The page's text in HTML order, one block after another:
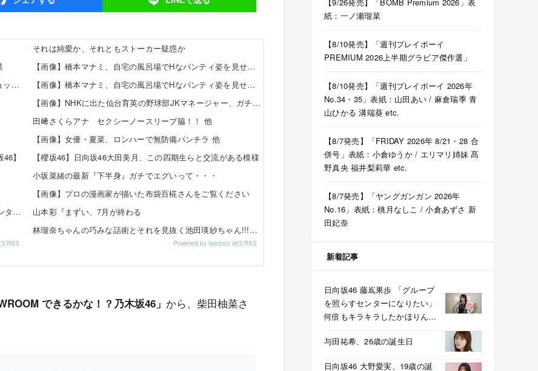
【令和最新版】 早見沙織(35)x東山奈央(34)、同級生2ショット写真がこちらｗｗｗｗ
】
青葉坂46、各新人の寄せ集めになりそう。つまり大野センターだな
RSS
それは純愛か、それともストーカー疑惑か
【画像】橋本マナミ、自宅の風呂場でHなパンティ姿を見せつける 他
【画像】橋本マナミ、自宅の風呂場でHなパンティ姿を見せつける 他
【画像】NHKに出た仙台育英の野球部JKマネージャー、ガチで可愛いぞ 他
田﨑さくらアナ セクシーノースリーブ脇！！ 他
【画像】女優・夏菜、ロンハーで無防備パンチラ 他
【櫻坂46】日向坂46大田美月、この四期生らと交流がある模様
小坂菜緒の最新『下半身』ガチでエグいって・・・
【画像】プロの漫画家が描いた布袋百椛さんをご覧ください
山本彩『まずい、7月が終わる
林瑠奈ちゃんの巧みな話術とそれを見抜く池田瑛紗ちゃん!!!【乃木坂46】
Powered by livedoor 相互RSS
できるかな！？乃木坂46」 から、柴田柚菜さ
【9/26発売】「BOMB Premium 2026」表
紙：一ノ瀬瑠菜
【8/10発売】「週刊プレイボーイ
PREMIUM 2026上半期グラビア傑作選」
【8/10発売】「週刊プレイボーイ 2026年
No.34・35」表紙：山田あい / 麻倉瑞季 青
山ひかる 溝端葵 etc.
【8/7発売】「FRIDAY 2026年 8/21・28 合
併号」表紙：小倉ゆうか / エリマリ姉妹 髙
野真央 福井梨莉華 etc.
【8/7発売】「ヤングガンガン 2026年
No.16」表紙：桃月なしこ / 小倉あずさ 新
田妃奈
新着記事
日向坂46 藤嶌果歩 「グループ
を照らすセンターになりたい」
何倍もキラキラしたかほりんが
与田祐希、26歳の誕生日
日向坂46 大野愛実、19歳の誕